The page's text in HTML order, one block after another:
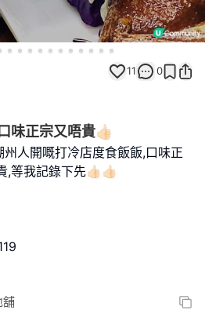
11 0
正宗又唔貴👍🏻
人開嘅打冷店度食飯飯,口味正
我記錄下先👍🏻👍🏻
舖